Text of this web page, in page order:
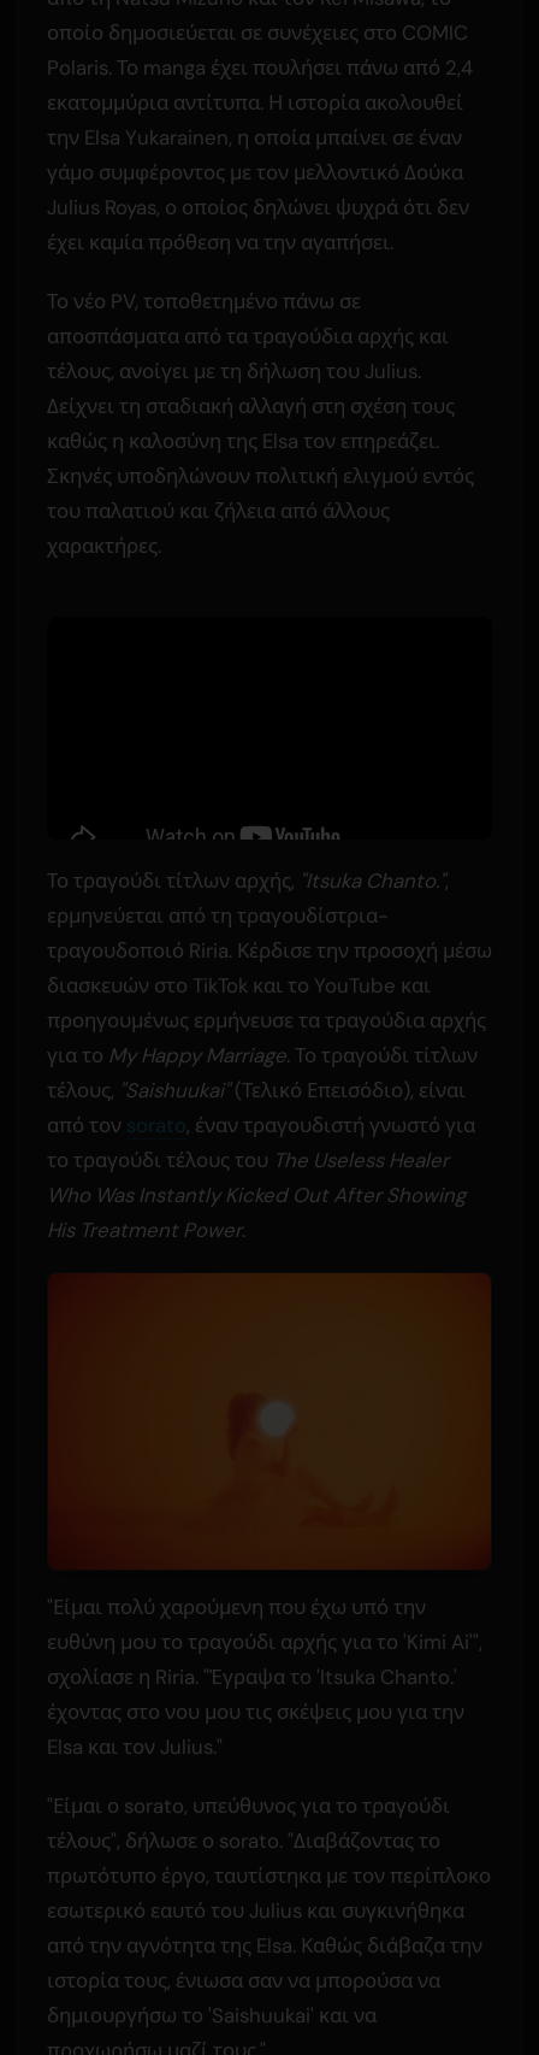
οποίο δημοσιεύεται σε συνέχειες στο COMIC
Polaris. Το manga έχει πουλήσει πάνω από 2,4
εκατομμύρια αντίτυπα. Η ιστορία ακολουθεί
την Elsa Yukarainen, η οποία μπαίνει σε έναν
γάμο συμφέροντος με τον μελλοντικό Δούκα
Julius Royas, ο οποίος δηλώνει ψυχρά ότι δεν
έχει καμία πρόθεση να την αγαπήσει.
Το νέο PV, τοποθετημένο πάνω σε
αποσπάσματα από τα τραγούδια αρχής και
τέλους, ανοίγει με τη δήλωση του Julius.
Δείχνει τη σταδιακή αλλαγή στη σχέση τους
καθώς η καλοσύνη της Elsa τον επηρεάζει.
Σκηνές υποδηλώνουν πολιτική ελιγμού εντός
του παλατιού και ζήλεια από άλλους
χαρακτήρες.
Το τραγούδι τίτλων αρχής, "Itsuka Chanto.",
ερμηνεύεται από τη τραγουδίστρια-
τραγουδοποιό Riria. Κέρδισε την προσοχή μέσω
διασκευών στο TikTok και το YouTube και
προηγουμένως ερμήνευσε τα τραγούδια αρχής
για το My Happy Marriage. Το τραγούδι τίτλων
τέλους, "Saishuukai"(Τελικό Επεισόδιο), είναι
από τον sorato, έναν τραγουδιστή γνωστό για
το τραγούδι τέλους του The Useless Healer
Who Was Instantly Kicked Out After Showing
His Treatment Power.
"Είμαι πολύ χαρούμενη που έχω υπό την
ευθύνη μου το τραγούδι αρχής για το 'Kimi Ai'",
σχολίασε η Riria. "Έγραψα το 'Itsuka Chanto.'
έχοντας στο νου μου τις σκέψεις μου για την
Elsa και τον Julius."
"Είμαι ο sorato, υπεύθυνος για το τραγούδι
τέλους", δήλωσε ο sorato. "Διαβάζοντας το
πρωτότυπο έργο, ταυτίστηκα με τον περίπλοκο
εσωτερικό εαυτό του Julius και συγκινήθηκα
από την αγνότητα της Elsa. Καθώς διάβαζα την
ιστορία τους, ένιωσα σαν να μπορούσα να
δημιουργήσω το 'Saishuukai' και να